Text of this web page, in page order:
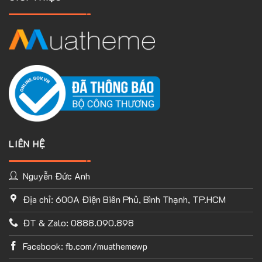
TÙY CHỈNH WEBSITE THEO PHONG CÁCH CỦA BẠN
Với thư viện ứng dụng khổng lồ và UX Builder, bạn có thể tự
tay thiết kế website của mình tùy ý mà không cần đến khả
năng coding. Chỉ cần hình dung ra ý tưởng của mình và
LIÊN HỆ
Nguyễn Đức Anh
Địa chỉ: 600A Điện Biên Phủ, Bình Thạnh, TP.HCM
ĐT & Zalo: 0888.090.898
Facebook: fb.com/muathemewp